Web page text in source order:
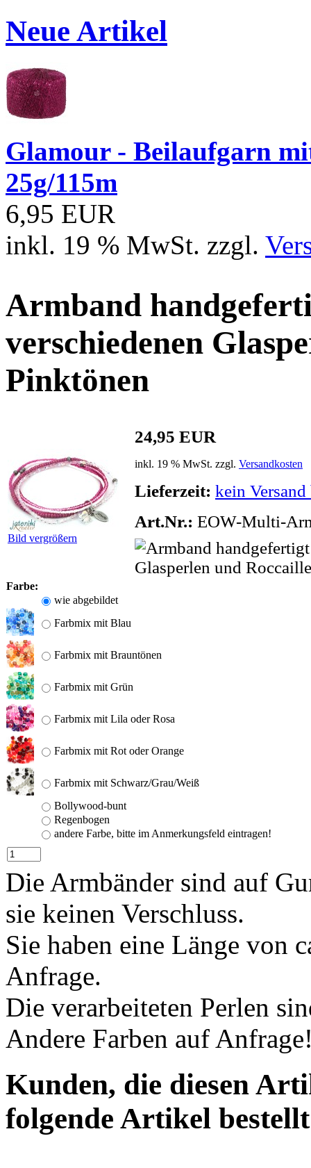
Neue Artikel
Glamour - Beilaufgarn
25g/115m
6,95 EUR
inkl. 19 % MwSt. zzgl.
Armband
verschiedenen
Pinktönen
Bild vergrößern
24,95 EUR
inkl. 19 % MwSt. zzgl. Versandkosten
Lieferzeit: kein
Art.Nr.: EOW-Multi-
Farbe:
wie abgebildet
Farbmix mit Blau
Farbmix mit Brauntönen
Farbmix mit Grün
Farbmix mit Lila oder Rosa
Farbmix mit Rot oder Orange
Farbmix mit Schwarz/Grau/Weiß
Bollywood-bunt
Regenbogen
andere Farbe, bitte im Anmerkungsfeld eintragen!
Die Armbänder sind auf
sie keinen Verschluss.
Sie haben eine Länge von
Anfrage.
Die verarbeiteten Perlen
Andere Farben auf
Kunden, die diesen
folgende Artikel